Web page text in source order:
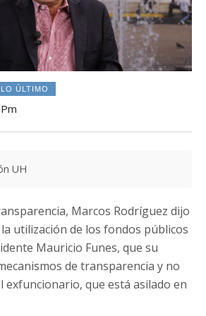
LO ÚLTIMO
UH
Marcos Rodríguez dijo
utilización de los fondos públicos
Mauricio Funes, que su
de transparencia y no
exfuncionario, que está asilado en